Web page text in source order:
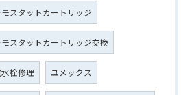
スタットカートリッジ
スタットカートリッジ交換
栓修理 ユメックス